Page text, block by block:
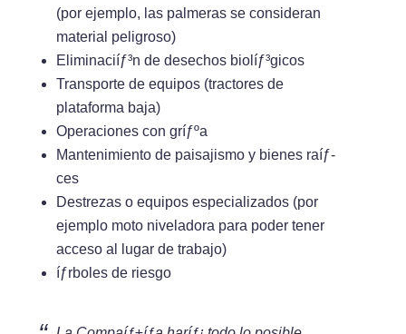
(por ejemplo, las palmeras se consideran
material peligroso)
Eliminaciíƒ³n de desechos biolíƒ³gicos
Transporte de equipos (tractores de
plataforma baja)
Operaciones con gríƒºa
Mantenimiento de paisajismo y bienes raíƒ­
ces
Destrezas o equipos especializados (por
ejemplo moto niveladora para poder tener
acceso al lugar de trabajo)
íƒrboles de riesgo